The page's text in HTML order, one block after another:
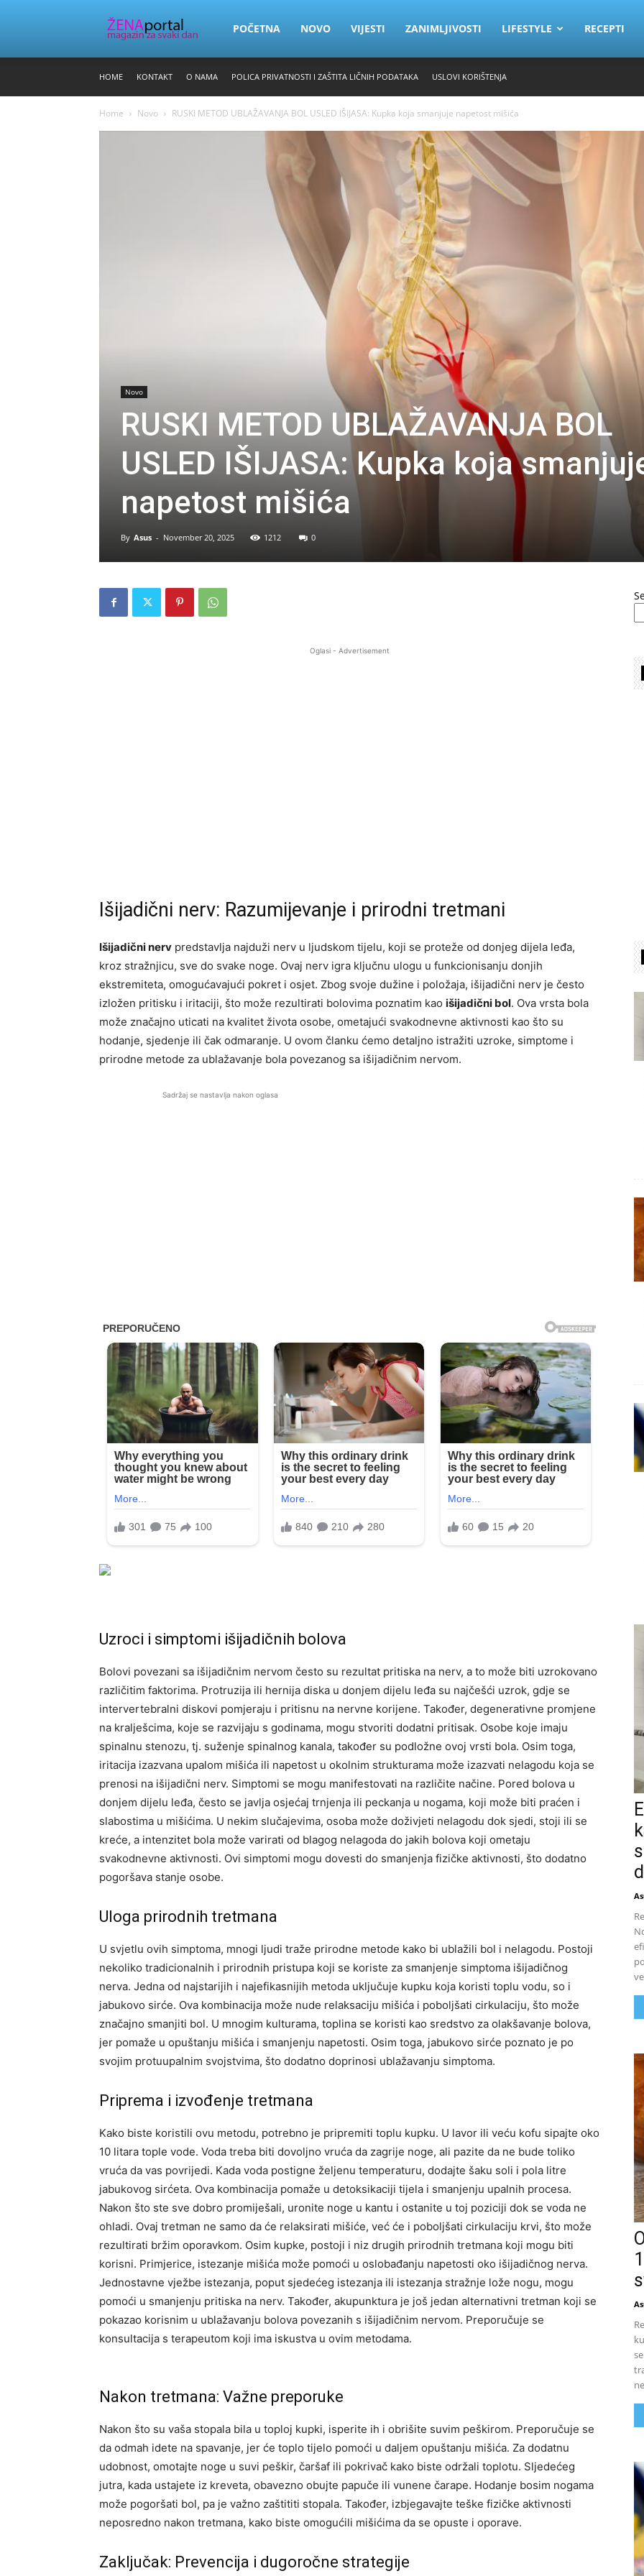
Zena
POČETNA NOVO VIJESTI ZANIMLJIVOSTI LIFESTYLE RECEPTI
HOME KONTAKT O NAMA POLICA PRIVATNOSTI I ZAŠTITA LIČNIH PODATAKA USLOVI KORIŠTENJA
Home Novo RUSKI METOD UBLAŽAVANJA BOL USLED IŠIJASA: Kupka koja smanjuje napetost mišića
Novo
RUSKI METOD UBLAŽAVANJA BOL
USLED IŠIJASA: Kupka koja
napetost mišića
By Asus - November 20, 2025 1212 0
Oglasi - Advertisement
Išijadični nerv: Razumijevanje i prirodni tretmani
Išijadični nerv predstavlja najduži nerv u ljudskom tijelu, koji se proteže od donjeg dijela leđa,
kroz stražnjicu, sve do svake noge. Ovaj nerv igra ključnu ulogu u funkcionisanju donjih
ekstremiteta, omogućavajući pokret i osjet. Zbog svoje dužine i položaja, išijadični nerv je često
izložen pritisku i iritaciji, što može rezultirati bolovima poznatim kao išijadični bol. Ova vrsta bola
može značajno uticati na kvalitet života osobe, ometajući svakodnevne aktivnosti kao što su
hodanje, sjedenje ili čak odmaranje. U ovom članku ćemo detaljno istražiti uzroke, simptome i
prirodne metode za ublažavanje bola povezanog sa išijadičnim nervom.
Sadržaj se nastavlja nakon oglasa
Uzroci i simptomi išijadičnih bolova
Bolovi povezani sa išijadičnim nervom često su rezultat pritiska na nerv, a to može biti uzrokovano
različitim faktorima. Protruzija ili hernija diska u donjem dijelu leđa su najčešći uzrok, gdje se
intervertebralni diskovi pomjeraju i pritisnu na nervne korijene. Također, degenerativne promjene
na kralješcima, koje se razvijaju s godinama, mogu stvoriti dodatni pritisak. Osobe koje imaju
spinalnu stenozu, tj. suženje spinalnog kanala, također su podložne ovoj vrsti bola. Osim toga,
iritacija izazvana upalom mišića ili napetost u okolnim strukturama može izazvati nelagodu koja se
prenosi na išijadični nerv. Simptomi se mogu manifestovati na različite načine. Pored bolova u
donjem dijelu leđa, često se javlja osjećaj trnjenja ili peckanja u nogama, koji može biti praćen i
slabostima u mišićima. U nekim slučajevima, osoba može doživjeti nelagodu dok sjedi, stoji ili se
kreće, a intenzitet bola može varirati od blagog nelagoda do jakih bolova koji ometaju
svakodnevne aktivnosti. Ovi simptomi mogu dovesti do smanjenja fizičke aktivnosti, što dodatno
pogoršava stanje osobe.
Uloga prirodnih tretmana
U svjetlu ovih simptoma, mnogi ljudi traže prirodne metode kako bi ublažili bol i nelagodu. Postoji
nekoliko tradicionalnih i prirodnih pristupa koji se koriste za smanjenje simptoma išijadičnog
nerva. Jedna od najstarijih i najefikasnijih metoda uključuje kupku koja koristi toplu vodu, so i
jabukovo sirće. Ova kombinacija može nude relaksaciju mišića i poboljšati cirkulaciju, što može
značajno smanjiti bol. U mnogim kulturama, toplina se koristi kao sredstvo za olakšavanje bolova,
jer pomaže u opuštanju mišića i smanjenju napetosti. Osim toga, jabukovo sirće poznato je po
svojim protuupalnim svojstvima, što dodatno doprinosi ublažavanju simptoma.
Priprema i izvođenje tretmana
Kako biste koristili ovu metodu, potrebno je pripremiti toplu kupku. U lavor ili veću kofu sipajte oko
10 litara tople vode. Voda treba biti dovoljno vruća da zagrije noge, ali pazite da ne bude toliko
vruća da vas povrijedi. Kada voda postigne željenu temperaturu, dodajte šaku soli i pola litre
jabukovog sirćeta. Ova kombinacija pomaže u detoksikaciji tijela i smanjenju upalnih procesa.
Nakon što ste sve dobro promiješali, uronite noge u kantu i ostanite u toj poziciji dok se voda ne
ohladi. Ovaj tretman ne samo da će relaksirati mišiće, već će i poboljšati cirkulaciju krvi, što može
rezultirati bržim oporavkom. Osim kupke, postoji i niz drugih prirodnih tretmana koji mogu biti
korisni. Primjerice, istezanje mišića može pomoći u oslobađanju napetosti oko išijadičnog nerva.
Jednostavne vježbe istezanja, poput sjedećeg istezanja ili istezanja stražnje lože nogu, mogu
pomoći u smanjenju pritiska na nerv. Također, akupunktura je još jedan alternativni tretman koji se
pokazao korisnim u ublažavanju bolova povezanih s išijadičnim nervom. Preporučuje se
konsultacija s terapeutom koji ima iskustva u ovim metodama.
Nakon tretmana: Važne preporuke
Nakon što su vaša stopala bila u toploj kupki, isperite ih i obrišite suvim peškirom. Preporučuje se
da odmah idete na spavanje, jer će toplo tijelo pomoći u daljem opuštanju mišića. Za dodatnu
udobnost, omotajte noge u suvi peškir, čaršaf ili pokrivač kako biste održali toplotu. Sljedećeg
jutra, kada ustajete iz kreveta, obavezno obujte papuče ili vunene čarape. Hodanje bosim nogama
može pogoršati bol, pa je važno zaštititi stopala. Također, izbjegavajte teške fizičke aktivnosti
neposredno nakon tretmana, kako biste omogućili mišićima da se opuste i oporave.
Zaključak: Prevencija i dugoročne strategije